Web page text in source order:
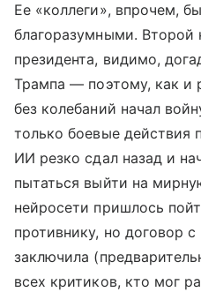
Ее «коллеги», впрочем,
благоразумными. Второй
президента, видимо,
Трампа — поэтому, как и
без колебаний начал
только боевые действия
ИИ резко сдал назад и
пытаться выйти на
нейросети пришлось
противнику, но договор
заключила
всех критиков, кто мог